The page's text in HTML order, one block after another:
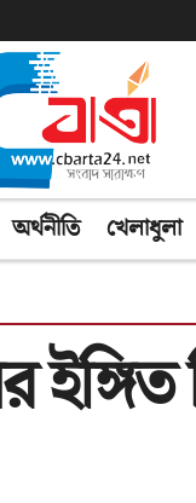
অর্থনীতি খেলাধুলা